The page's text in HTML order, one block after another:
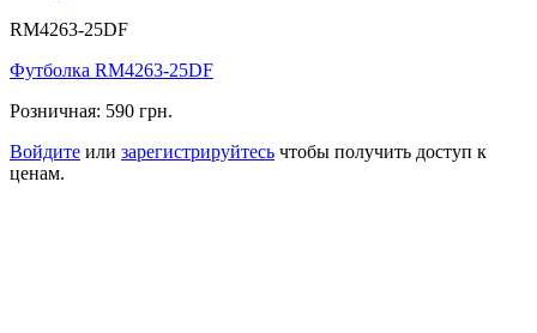
RM4263-25DF
Футболка RM4263-25DF
Розничная: 590 грн.
Войдите или зарегистрируйтесь чтобы получить доступ к
ценам.